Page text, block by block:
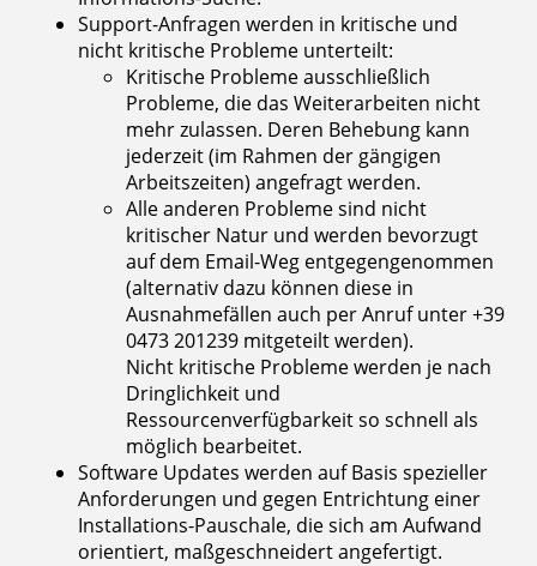
Support-Anfragen werden in kritische und
nicht kritische Probleme unterteilt:
Kritische Probleme ausschließlich
Probleme, die das Weiterarbeiten nicht
mehr zulassen. Deren Behebung kann
jederzeit (im Rahmen der gängigen
Arbeitszeiten) angefragt werden.
Alle anderen Probleme sind nicht
kritischer Natur und werden bevorzugt
auf dem Email-Weg entgegengenommen
(alternativ dazu können diese in
Ausnahmefällen auch per Anruf unter +39
0473 201239 mitgeteilt werden).
Nicht kritische Probleme werden je nach
Dringlichkeit und
Ressourcenverfügbarkeit so schnell als
möglich bearbeitet.
Software Updates werden auf Basis spezieller
Anforderungen und gegen Entrichtung einer
Installations-Pauschale, die sich am Aufwand
orientiert, maßgeschneidert angefertigt.